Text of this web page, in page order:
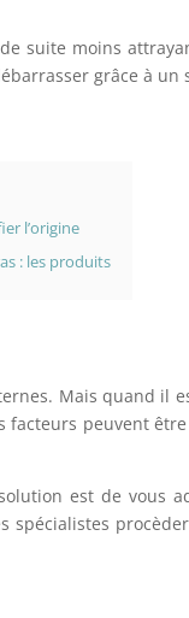
suite moins
grâce à
l’origine
: les produits
Mais quand il
peuvent
est de vous
spécialistes